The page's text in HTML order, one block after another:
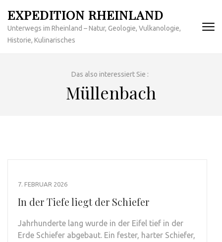
Inhalt
springen
(Enter
EXPEDITION RHEINLAND
Unterwegs im Rheinland – Natur, Geologie, Vulkanologie,
Historie, Kulinarisches
Das also interessiert Sie :
Müllenbach
7. FEBRUAR 2026
In der Tiefe liegt der Schiefer
Jahrhunderte lang wurde in der Eifel tief in der
Erde Schiefer abgebaut. Ein fester, harter Schiefer,